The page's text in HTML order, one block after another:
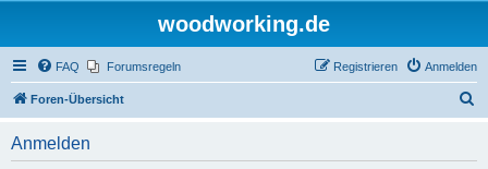
woodworking.de
FAQ Forumsregeln Anmelden
Registrieren
Foren-Übersicht
Anmelden